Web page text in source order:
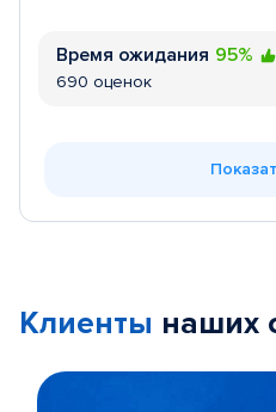
Время ожидания 95%
690 оценок
Клиенты наших